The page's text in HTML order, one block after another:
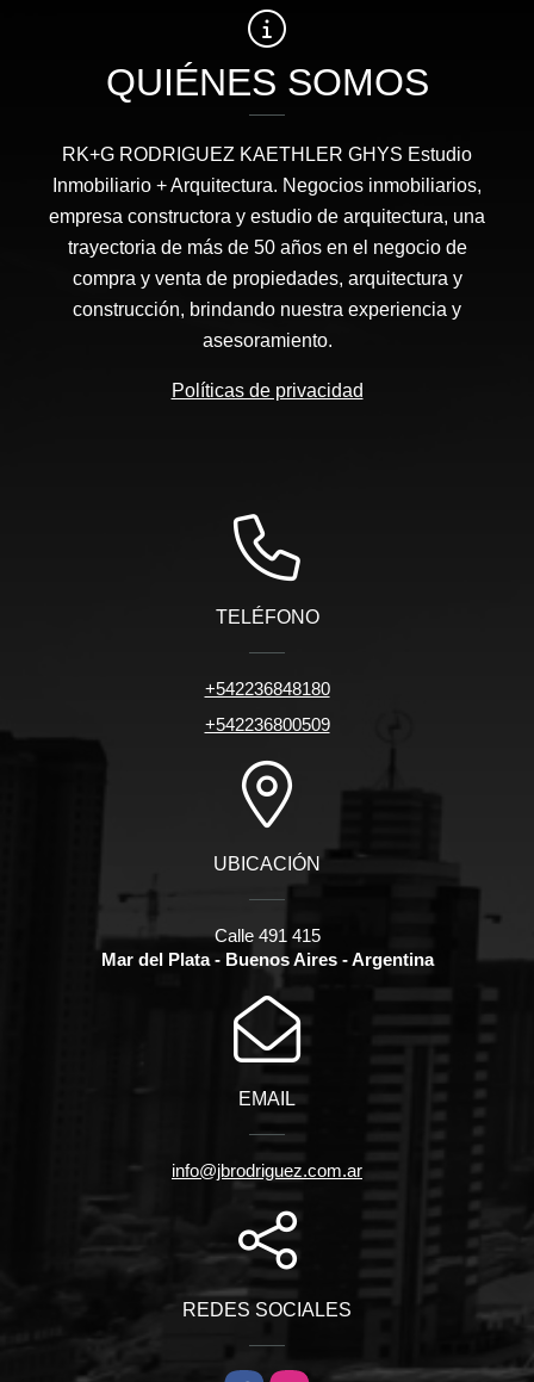
QUIÉNES SOMOS
RK+G RODRIGUEZ KAETHLER GHYS Estudio
Inmobiliario + Arquitectura. Negocios inmobiliarios,
empresa constructora y estudio de arquitectura, una
trayectoria de más de 50 años en el negocio de
compra y venta de propiedades, arquitectura y
construcción, brindando nuestra experiencia y
asesoramiento.
Políticas de privacidad
TELÉFONO
+542236848180
+542236800509
UBICACIÓN
Calle 491 415
Mar del Plata - Buenos Aires - Argentina
EMAIL
info@jbrodriguez.com.ar
REDES SOCIALES